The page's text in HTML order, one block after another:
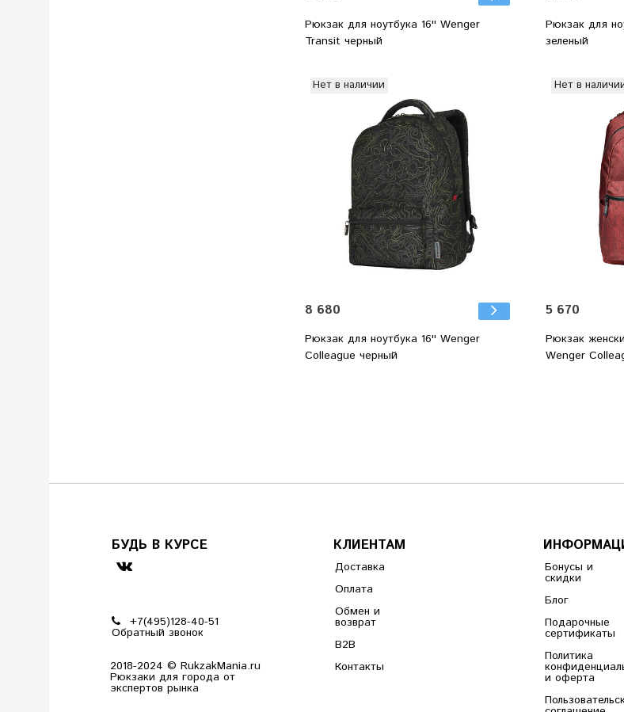
Рюкзак для ноутбука 16'' Wenger
Transit черный
Рюкзак для
зеленый
Нет в наличии
8 680
Рюкзак для ноутбука 16'' Wenger
Colleague черный
Нет в
5 670
Рюкзак
Wenger
БУДЬ В КУРСЕ
+7(495)128-40-51
Обратный звонок
2018-2024 © RukzakMania.ru
Рюкзаки для города от
экспертов рынка
КЛИЕНТАМ
Доставка
Оплата
Обмен и
возврат
B2B
Контакты
Бонусы и
скидки
Блог
Подарочные
сертификаты
Политика
и оферта